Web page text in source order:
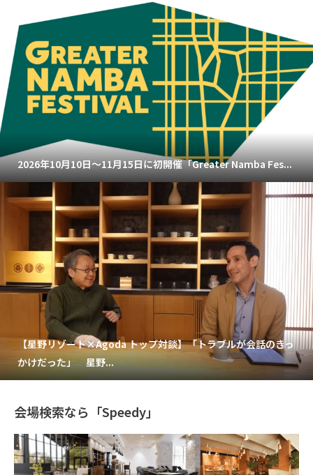
2026年10月10日～11月15日に初開催「Greater Namba Fes...
【星野リゾート×Agoda トップ対談】「トラブルが会話のきっ
かけだった」 星野...
会場検索なら「Speedy」